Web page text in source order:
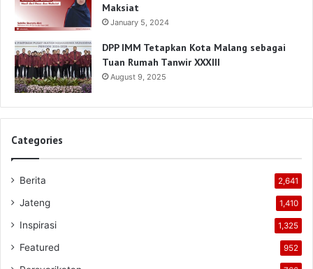
Maksiat
January 5, 2024
DPP IMM Tetapkan Kota Malang sebagai
Tuan Rumah Tanwir XXXIII
August 9, 2025
Categories
Berita 2,641
Jateng 1,410
Inspirasi 1,325
Featured 952